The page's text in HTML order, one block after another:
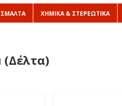
ΧΗΜΙΚΑ & ΣΤΕΡΕΩΤΙΚΑ
(Δέλτα)